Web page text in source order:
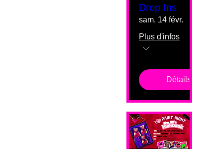
Drop Ins
sam. 14 févr.
Plus d'infos
Détails